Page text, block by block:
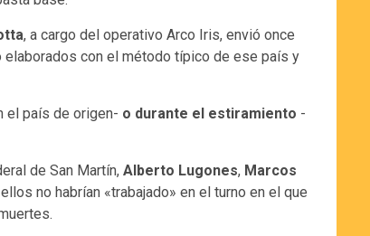
, a cargo del operativo Arco Iris, envió once
elaborados con el método típico de ese país y
el país de origen- o durante el estiramiento -
de San Martín, Alberto Lugones, Marcos
no habrían «trabajado» en el turno en el que